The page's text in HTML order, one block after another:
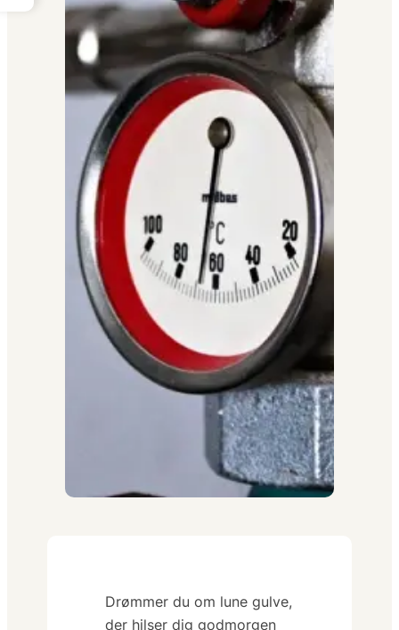
Drømmer du om lune gulve,
der hilser dig godmorgen